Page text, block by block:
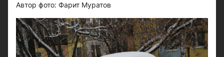
Автор фото: Фарит Муратов